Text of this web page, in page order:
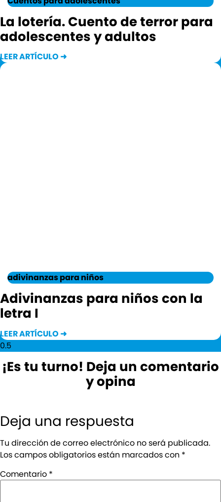
La lotería. Cuento de terror para
adolescentes y adultos
LEER ARTÍCULO ➜
adivinanzas para niños
Adivinanzas para niños con la
letra I
LEER ARTÍCULO ➜
¡Es tu turno! Deja un comentario
y opina
Deja una respuesta
Tu dirección de correo electrónico no será publicada.
Los campos obligatorios están marcados con *
Comentario *